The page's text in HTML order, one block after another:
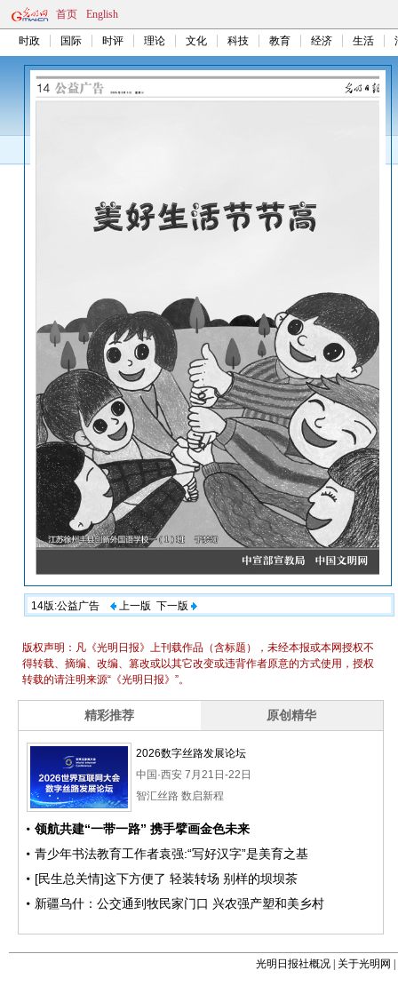
首页 English
时政 国际 时评 理论 文化 科技 教育 经济 生活
14版:公益广告 上一版 下一版
光明日报社概况 关于光明网